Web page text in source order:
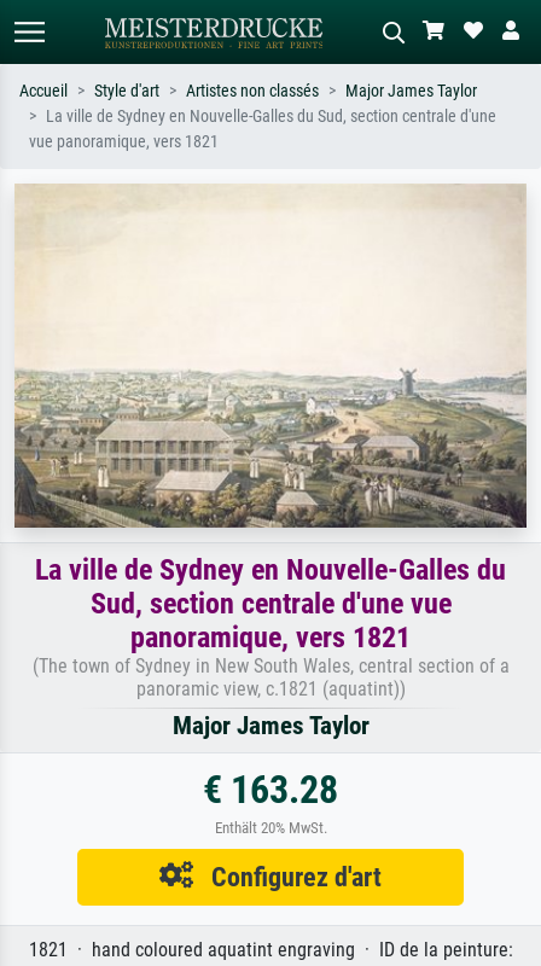
Recherche standard
Accueil Style d'art Artistes non classés
Major James Taylor
La ville de Sydney en Nouvelle-Galles du Sud, section centrale d'une
vue panoramique, vers 1821
La ville de Sydney en Nouvelle-Galles du
Sud, section centrale d'une vue
panoramique, vers 1821
(The town of Sydney in New South Wales, central section of a
panoramic view, c.1821 (aquatint))
Major James Taylor
€ 163.28
Enthält 20% MwSt.
Configurez d'art
1821 · hand coloured aquatint engraving · ID de la peinture: